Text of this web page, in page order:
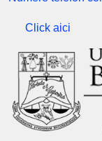
Click aici